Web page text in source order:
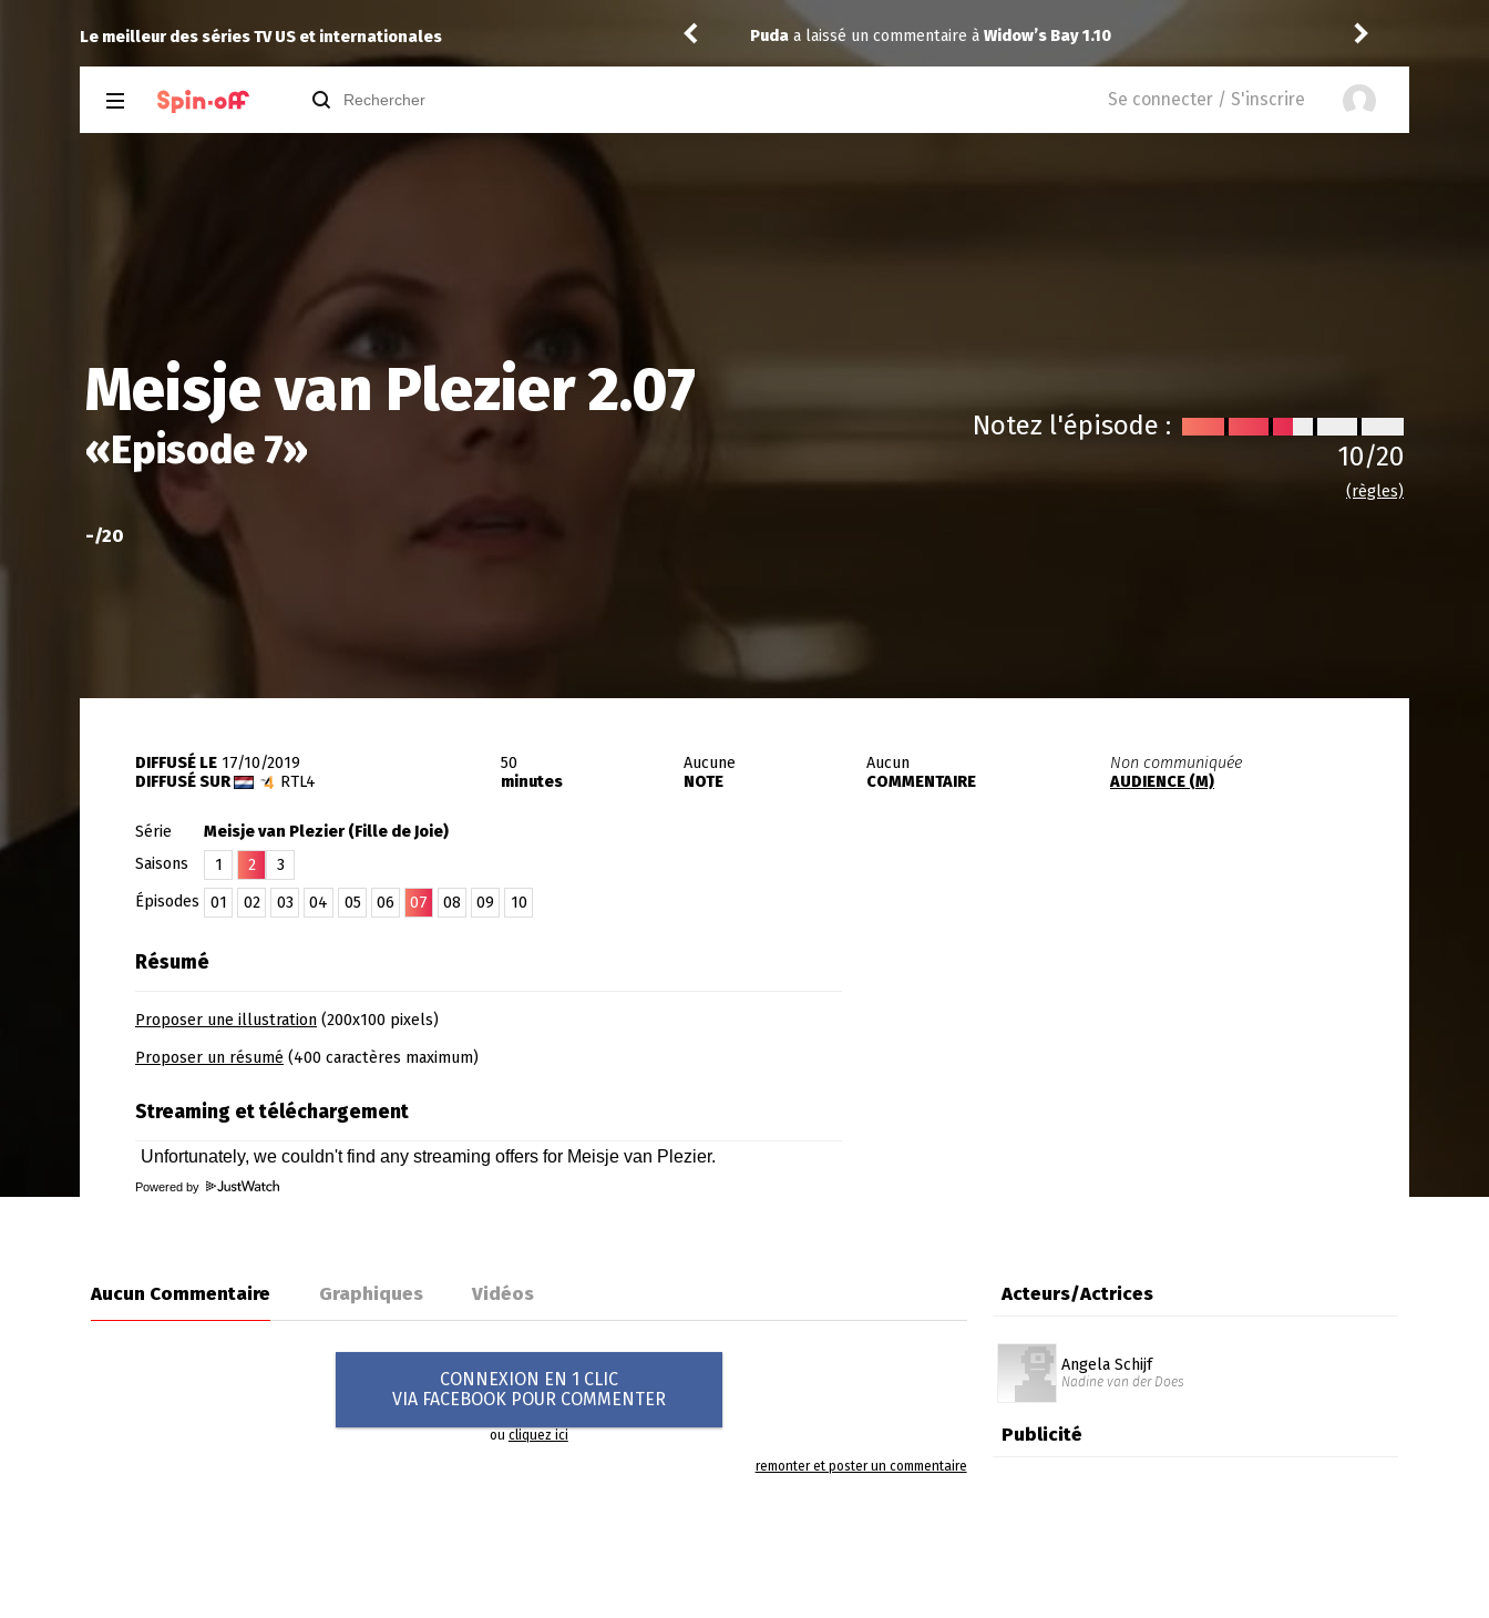
Le meilleur des séries TV US et internationales
Pudaa noté14àWidow’s Bay 1.10 Puda a laissé un commentaire à Widow’s Bay 1.10 a noté
Se connecter / S'inscrire
Meisje van Plezier 2.07
«Episode 7»
-/20
Notez l'épisode :
10/20
(règles)
DIFFUSÉ LE 17/10/2019
DIFFUSÉ SUR
RTL4
50
minutes
Aucune
NOTE
Aucun
COMMENTAIRE
Non communiquée
AUDIENCE (M)
Série
Meisje van Plezier (Fille de Joie)
Saisons
1 2
3
Épisodes
01 02 03 04 05 06 07 08 09 10
Résumé
Proposer une illustration (200x100 pixels)
Proposer un résumé (400 caractères maximum)
Streaming et téléchargement
Powered by
Aucun Commentaire Graphiques Vidéos
CONNEXION EN 1 CLIC
VIA FACEBOOK POUR COMMENTER
oucliquez ici
remonter et poster un commentaire
Acteurs/Actrices
Angela Schijf
Nadine van der Does
Publicité